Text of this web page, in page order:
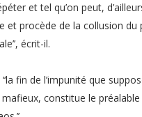
et tel qu’on peut,
et procède de la collusion
écrit-il.
fin de l’impunité que
constitue le